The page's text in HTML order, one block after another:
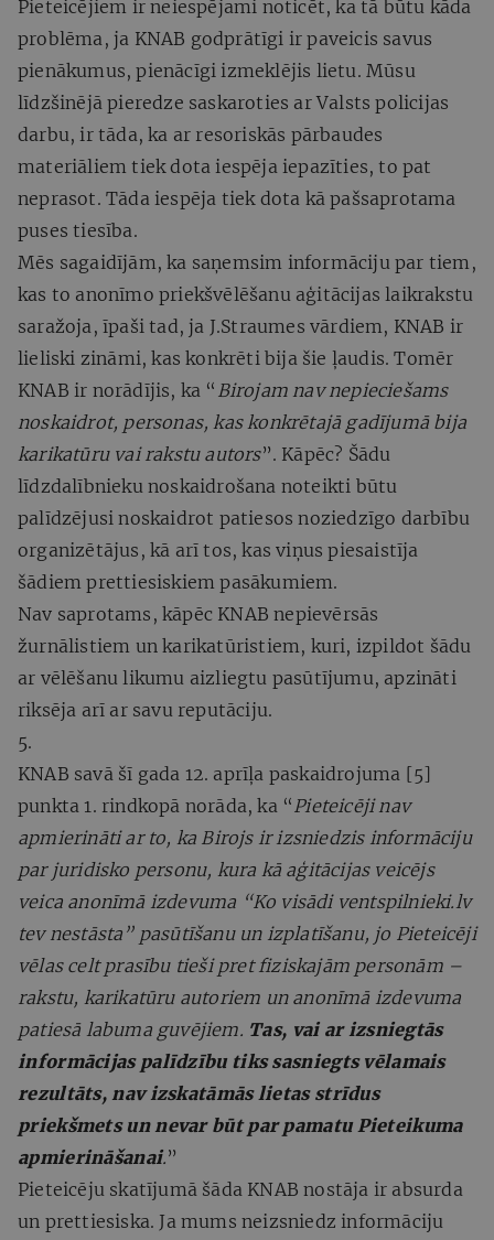
Pieteicējiem ir neiespējami noticēt, ka tā būtu kāda
problēma, ja KNAB godprātīgi ir paveicis savus
pienākumus, pienācīgi izmeklējis lietu. Mūsu
līdzšinējā pieredze saskaroties ar Valsts policijas
darbu, ir tāda, ka ar resoriskās pārbaudes
materiāliem tiek dota iespēja iepazīties, to pat
neprasot. Tāda iespēja tiek dota kā pašsaprotama
puses tiesība.
Mēs sagaidījām, ka saņemsim informāciju par tiem,
kas to anonīmo priekšvēlēšanu aģitācijas laikrakstu
saražoja, īpaši tad, ja J.Straumes vārdiem, KNAB ir
lieliski zināmi, kas konkrēti bija šie ļaudis. Tomēr
KNAB ir norādījis, ka “ Birojam nav nepieciešams
noskaidrot, personas, kas konkrētajā gadījumā bija
karikatūru vai rakstu autors”. Kāpēc? Šādu
līdzdalībnieku noskaidrošana noteikti būtu
palīdzējusi noskaidrot patiesos noziedzīgo darbību
organizētājus, kā arī tos, kas viņus piesaistīja
šādiem prettiesiskiem pasākumiem.
Nav saprotams, kāpēc KNAB nepievērsās
žurnālistiem un karikatūristiem, kuri, izpildot šādu
ar vēlēšanu likumu aizliegtu pasūtījumu, apzināti
riksēja arī ar savu reputāciju.
5.
KNAB savā šī gada 12. aprīļa paskaidrojuma [5]
punkta 1. rindkopā norāda, ka “ Pieteicēji nav
apmierināti ar to, ka Birojs ir izsniedzis informāciju
par juridisko personu, kura kā aģitācijas veicējs
veica anonīmā izdevuma “Ko visādi ventspilnieki.lv
tev nestāsta” pasūtīšanu un izplatīšanu, jo Pieteicēji
vēlas celt prasību tieši pret fiziskajām personām –
rakstu, karikatūru autoriem un anonīmā izdevuma
patiesā labuma guvējiem. Tas, vai ar izsniegtās
informācijas palīdzību tiks sasniegts vēlamais
rezultāts, nav izskatāmās lietas strīdus
priekšmets un nevar būt par pamatu Pieteikuma
apmierināšanai.”
Pieteicēju skatījumā šāda KNAB nostāja ir absurda
un prettiesiska. Ja mums neizsniedz informāciju